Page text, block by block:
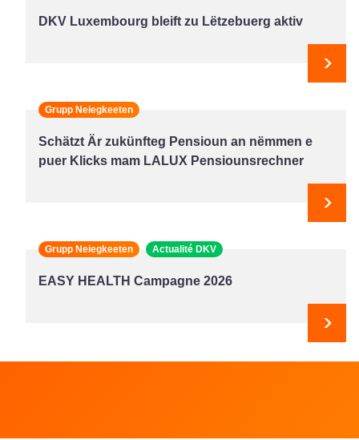
DKV Luxembourg bleift zu Lëtzebuerg aktiv
Next
Grupp Neiegkeeten
Schätzt Är zukünfteg Pensioun an nëmmen e
puer Klicks mam LALUX Pensiounsrechner
Next
Grupp Neiegkeeten Actualité DKV
EASY HEALTH Campagne 2026
Next